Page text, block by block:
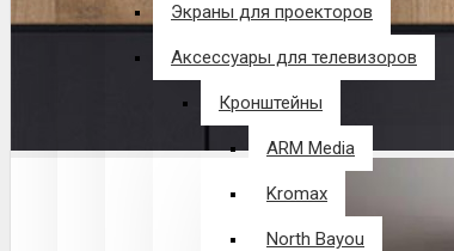
Экраны для проекторов
Аксессуары для телевизоров
Кронштейны
ARM Media
Kromax
North Bayou